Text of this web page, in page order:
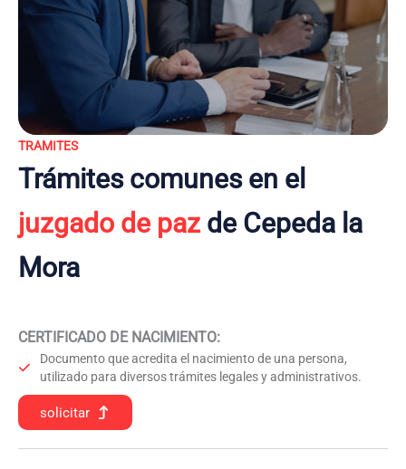
TRAMITES
Trámites comunes en el
juzgado de pazde Cepeda la
Mora
CERTIFICADO DE NACIMIENTO:
Documento que acredita el nacimiento de una persona,
utilizado para diversos trámites legales y administrativos.
solicitar